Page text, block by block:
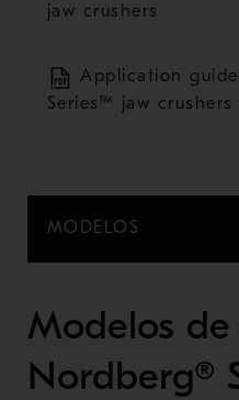
jaw crushers
Application
Series™ jaw crushers
MODELOS
Modelos de
Nordberg®